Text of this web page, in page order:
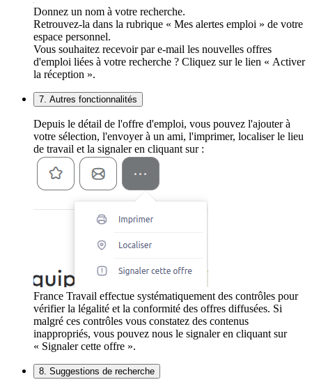
Donnez un nom à votre recherche.
Retrouvez-la dans la rubrique « Mes alertes emploi » de votre
espace personnel.
Vous souhaitez recevoir par e-mail les nouvelles offres
d'emploi liées à votre recherche ? Cliquez sur le lien « Activer
la réception ».
7. Autres fonctionnalités
Depuis le détail de l'offre d'emploi, vous pouvez l'ajouter à
votre sélection, l'envoyer à un ami, l'imprimer, localiser le lieu
de travail et la signaler en cliquant sur :
France Travail effectue systématiquement des contrôles pour
vérifier la légalité et la conformité des offres diffusées. Si
malgré ces contrôles vous constatez des contenus
inappropriés, vous pouvez nous le signaler en cliquant sur
« Signaler cette offre ».
8. Suggestions de recherche